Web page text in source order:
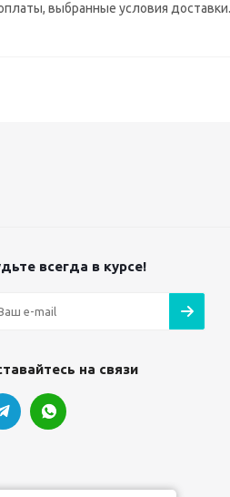
выбранные условия
всегда в курсе!
на связи